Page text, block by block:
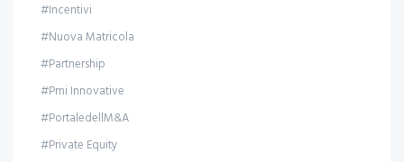
#Incentivi
#Nuova Matricola
#Partnership
#Pmi Innovative
#PortaledellM&A
#Private Equity